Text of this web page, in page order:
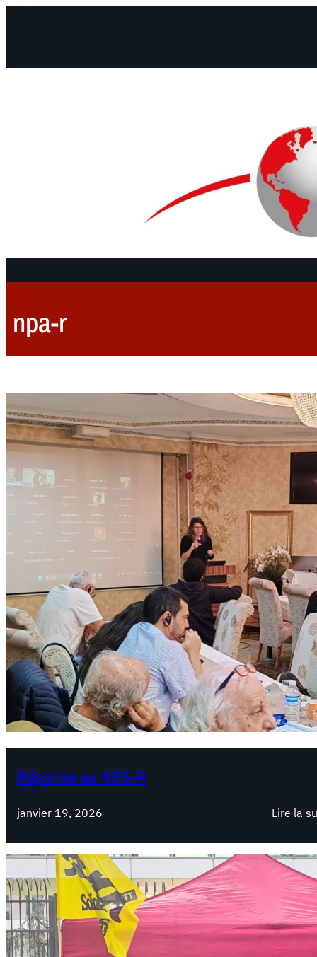
npa-r
Réponse au NPA-R
janvier 19, 2026
Lire la